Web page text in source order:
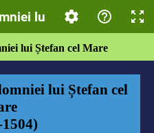
lui Ștefan cel Mare
lui Ștefan cel Mare
lui Ștefan cel